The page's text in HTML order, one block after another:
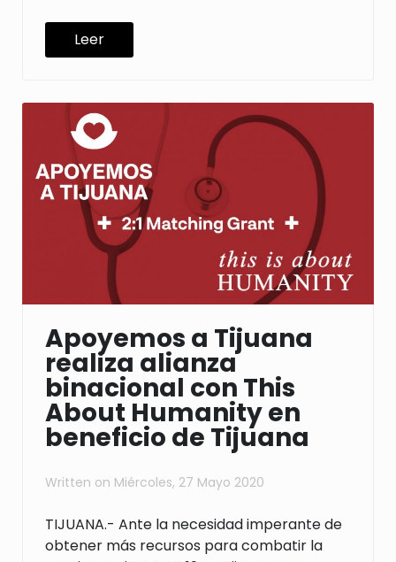
Leer
Apoyemos a Tijuana
realiza alianza
binacional con This
About Humanity en
beneficio de Tijuana
Written on Miércoles, 27 Mayo 2020
TIJUANA.- Ante la necesidad imperante de
obtener más recursos para combatir la